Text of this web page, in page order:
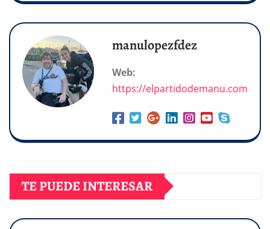
manulopezfdez
Web:
https://elpartidodemanu.com
TE PUEDE INTERESAR